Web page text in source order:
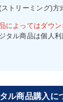
トリーミング)方
によってはダウン
タル商品は個人利
ル商品購入に